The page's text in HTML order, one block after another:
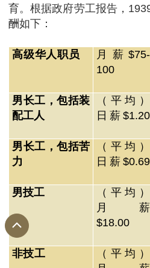
育。根据政府劳工报告，
酬如下：
高级华人职员
月薪$75-
100
男长工，包括装
配工人
（平均）
日薪$1.20
男长工，包括苦
力
（平均）
日薪$0.69
男技工
（平均）
月薪
$18.00
非技工
（平均）